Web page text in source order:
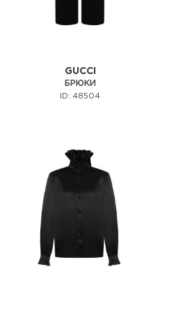
GUCCI
БРЮКИ
ID: 48504